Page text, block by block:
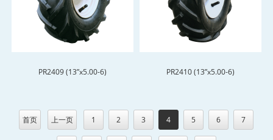
PR2409 (13”x5.00-6) PR2410 (13”x5.00-6)
首页 上一页 1 2 3 4 5 6 7